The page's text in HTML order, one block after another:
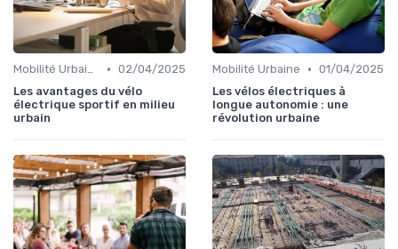
Mobilité Urbaine • 02/04/2025
Les avantages du vélo
électrique sportif en milieu
urbain
Mobilité Urbaine • 01/04/2025
Les vélos électriques à
longue autonomie : une
révolution urbaine